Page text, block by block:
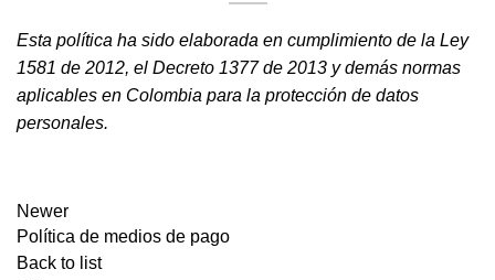
Esta política ha sido elaborada en cumplimiento de la Ley
1581 de 2012, el Decreto 1377 de 2013 y demás normas
aplicables en Colombia para la protección de datos
personales.
Newer
Política de medios de pago
Back to list